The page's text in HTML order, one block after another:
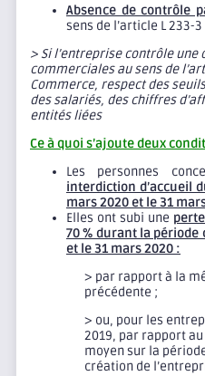
Absence de contrôle
sens de l’article L 233-
> Si l’entreprise contrôle une
commerciales au sens de
Commerce, respect des
des salariés, des chiffres
entités liées
Ce à quoi s’ajoute deux
Les personnes
interdiction d’accueil
mars 2020 et le 31
Elles ont subi une
70 % durant la
et le 31 mars 2020 :
> par rapport à la
précédente ;
> ou, pour les
2019, par rapport
moyen sur la
création de